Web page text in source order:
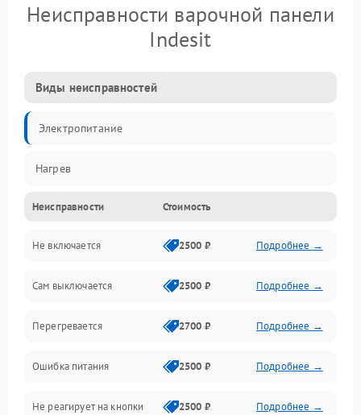
Неисправности варочной панели
Indesit
Виды неисправностей
Электропитание
Нагрев
Неисправности Стоимость
Не включается 2500 ₽ Подробнее →
Сам выключается 2500 ₽ Подробнее →
Перегревается 2700 ₽ Подробнее →
Ошибка питания 2500 ₽ Подробнее →
Не реагирует на кнопки 2500 ₽ Подробнее →